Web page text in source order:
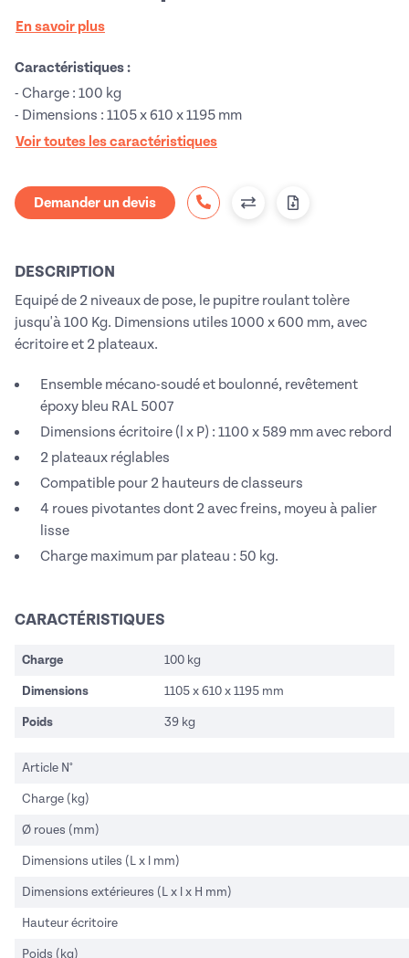
En savoir plus
Caractéristiques :
- Charge : 100 kg
- Dimensions : 1105 x 610 x 1195 mm
Voir toutes les caractéristiques
Demander un devis
DESCRIPTION
Equipé de 2 niveaux de pose, le pupitre roulant tolère
jusqu'à 100 Kg. Dimensions utiles 1000 x 600 mm, avec
écritoire et 2 plateaux.
Ensemble mécano-soudé et boulonné, revêtement
époxy bleu RAL 5007
Dimensions écritoire (l x P) : 1100 x 589 mm avec rebord
2 plateaux réglables
Compatible pour 2 hauteurs de classeurs
4 roues pivotantes dont 2 avec freins, moyeu à palier
lisse
Charge maximum par plateau : 50 kg.
CARACTÉRISTIQUES
Charge 100 kg
Dimensions 1105 x 610 x 1195 mm
Poids 39 kg
Article N°
Charge (kg)
Ø roues (mm)
Dimensions utiles (L x l mm)
Dimensions extérieures (L x l x H mm)
Hauteur écritoire
Poids (kg)